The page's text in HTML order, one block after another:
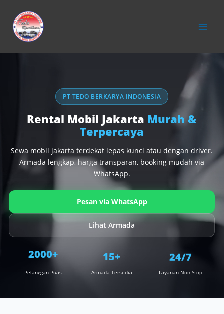
konten
PT TEDO BERKARYA INDONESIA
Rental Mobil Jakarta Murah &
Terpercaya
Sewa mobil jakarta terdekat lepas kunci atau dengan driver.
Armada lengkap, harga transparan, booking mudah via
WhatsApp.
Pesan via WhatsApp
Lihat Armada
2000+
Pelanggan Puas
15+
Armada Tersedia
24/7
Layanan Non-Stop